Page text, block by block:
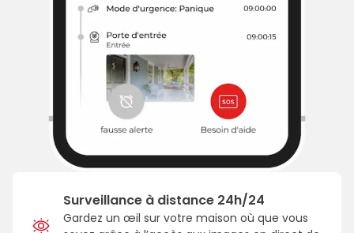
Surveillance à distance 24h/24
Gardez un œil sur votre maison où que vous